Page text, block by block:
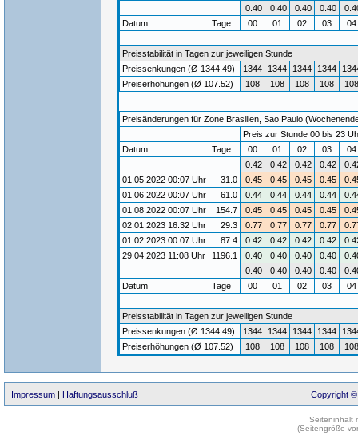
0.40
0.40 0.40 0.40
Datum
Tage 00 01 02 03 04
Preisstabilität in Tagen zur jeweiligen Stunde
Preissenkungen (Ø 1344.49)
1344 1344 1344 1344
Preiserhöhungen (Ø 107.52)
108 108 108 108 108
Preisänderungen für Zone Brasilien, Sao Paulo
Preis zur Stunde 00 bis 23
Datum
Tage 00 01 02 03
0.42
0.42 0.42 0.42
01.05.2022 00:07 Uhr
31.0 0.45 0.45 0.45 0.45
01.06.2022 00:07 Uhr
61.0 0.44 0.44 0.44 0.44
01.08.2022 00:07 Uhr
154.7 0.45 0.45 0.45 0.45
02.01.2023 16:32 Uhr
29.3 0.77 0.77 0.77 0.77
01.02.2023 00:07 Uhr
87.4 0.42 0.42 0.42 0.42
29.04.2023 11:08 Uhr
1196.1 0.40 0.40 0.40 0.40
0.40
0.40 0.40 0.40
Datum
Tage 00 01 02 03 04
Preisstabilität in Tagen zur jeweiligen Stunde
Preissenkungen (Ø 1344.49)
1344 1344 1344 1344
Preiserhöhungen (Ø 107.52)
108 108 108 108 108
Impressum | Haftungsausschluß Copyright ©
Seiteninhalt
(Seitengröße